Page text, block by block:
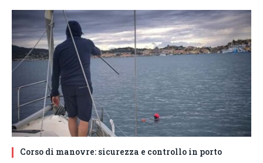
Corso di manovre: sicurezza e controllo in porto